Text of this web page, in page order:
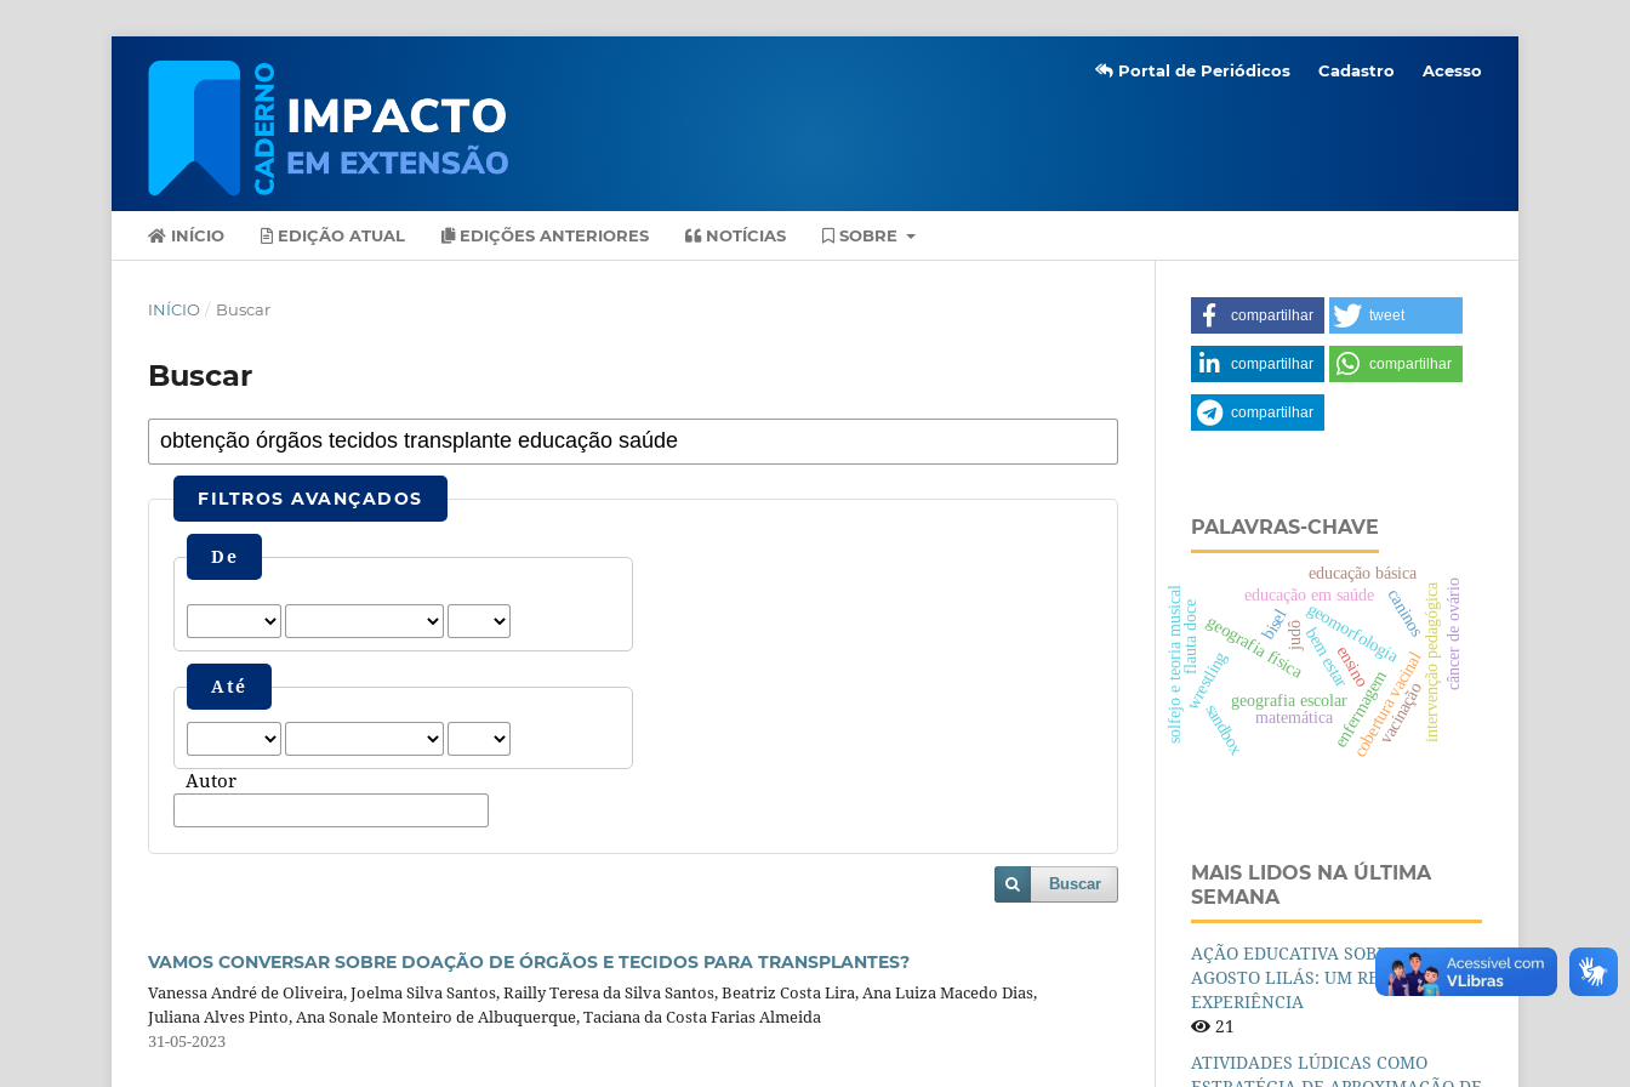
INÍCIO EDIÇÃO ATUAL EDIÇÕES ANTERIORES NOTÍCIAS SOBRE
Portal de Periódicos Cadastro Acesso
INÍCIO / Buscar
Buscar
FILTROS AVANÇADOS
De
Até
Autor
Buscar
VAMOS CONVERSAR SOBRE DOAÇÃO DE ÓRGÃOS E TECIDOS PARA TRANSPLANTES?
Vanessa André de Oliveira, Joelma Silva Santos, Railly Teresa da Silva Santos, Beatriz Costa Lira, Ana Luiza Macedo Dias,
Juliana Alves Pinto, Ana Sonale Monteiro de Albuquerque, Taciana da Costa Farias Almeida
31-05-2023
compartilhar tweet
compartilhar compartilhar
compartilhar
PALAVRAS-CHAVE
geografia físicageomorfologia
geografia escolar
sandbox cobertura vacinal
educação em saúde
enfermagemvacinaçãointervenção pedagógica
ensino
educação básica
bisel
flauta doce
solfejo e teoria musical matemática
bem estar câncer de ovário
judô
wrestling
caninos
MAIS LIDOS NA ÚLTIMA
SEMANA
AÇÃO EDUCATIVA SOBRE O
AGOSTO LILÁS: UM RELATO DE
EXPERIÊNCIA
21
ATIVIDADES LÚDICAS COMO